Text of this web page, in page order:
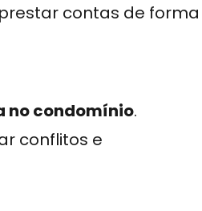
contas de forma
no condomínio.
conflitos e